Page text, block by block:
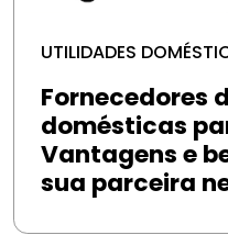
UTILIDADES
Fornecedores
domésticas
Vantagens e
sua parceira